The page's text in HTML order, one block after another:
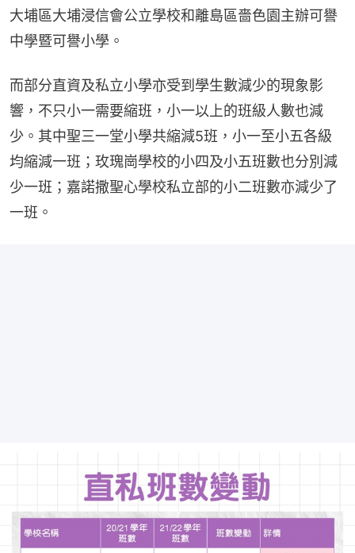
大埔區大埔浸信會公立學校和離島區嗇色園主辦可譽
中學暨可譽小學。
而部分直資及私立小學亦受到學生數減少的現象影
響，不只小一需要縮班，小一以上的班級人數也減
少。其中聖三一堂小學共縮減5班，小一至小五各級
均縮減一班；玫瑰崗學校的小四及小五班數也分別減
少一班；嘉諾撒聖心學校私立部的小二班數亦減少了
一班。